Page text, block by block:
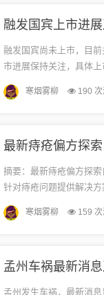
融发国宾上市进
融发国宾尚未上市，目
市进展保持关注，具体
务，其市场分析将受到
给...
寒烟雾柳 190 次
最新痔疮偏方探
摘要：最新痔疮偏方探
针对痔疮问题提供解决
病痛困扰。注重自然健
统...
寒烟雾柳 159 次
孟州车祸最新消
孟州发生车祸，最新消